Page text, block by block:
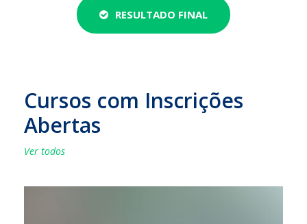
RESULTADO FINAL
Cursos com Inscrições
Abertas
Ver todos